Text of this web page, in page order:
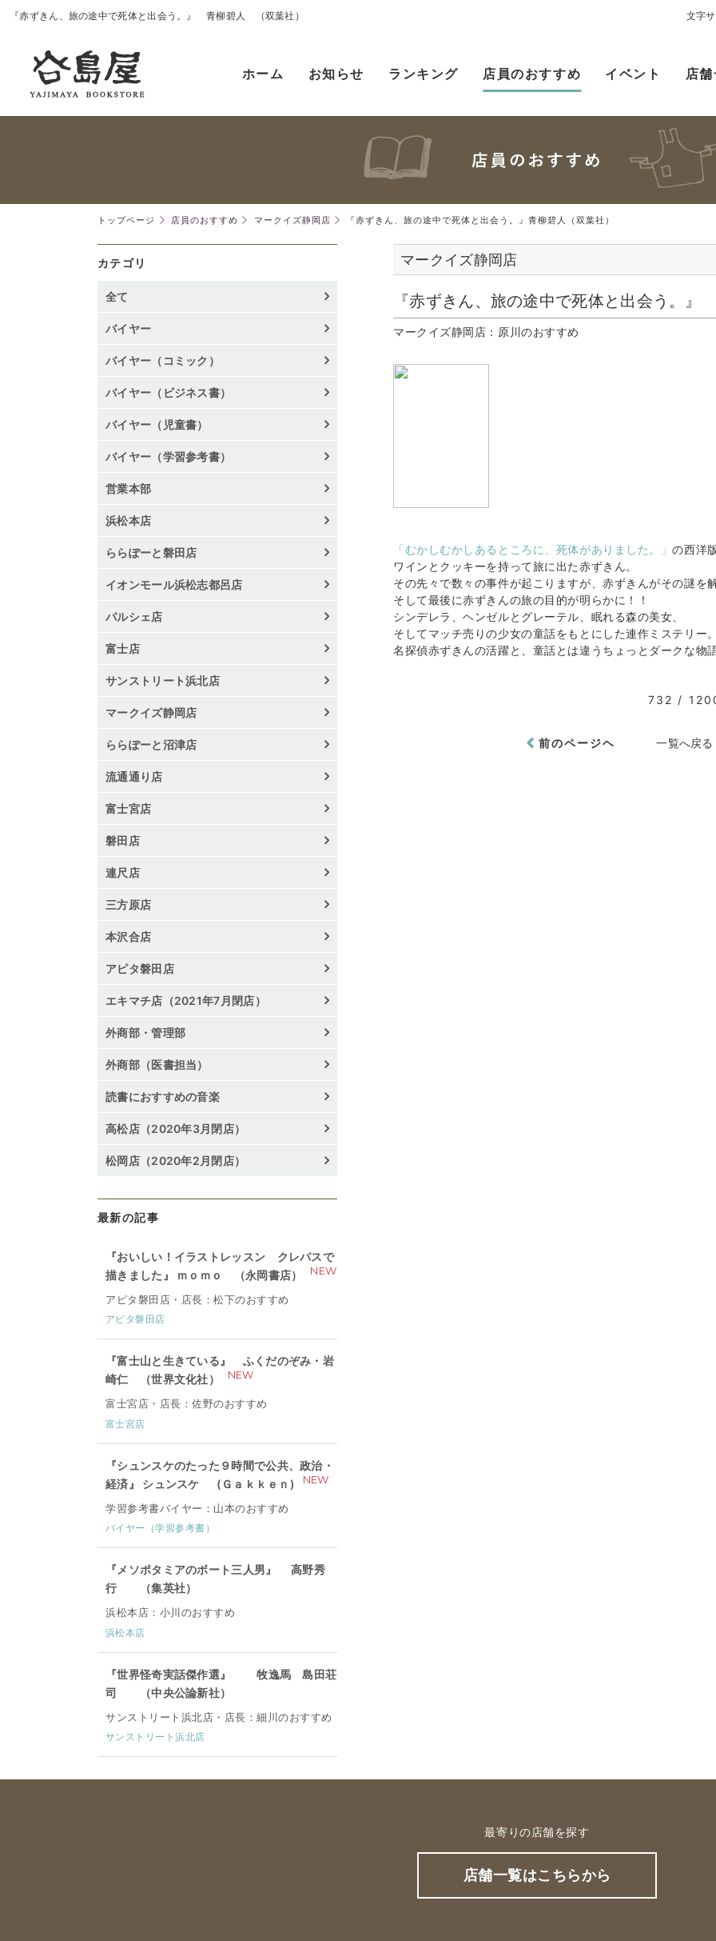
『赤ずきん、旅の途中で死体と出会う。』 青柳碧人 （双葉社） 文字
ホーム お知らせ ランキング 店員のおすすめ イベント 店
トップページ 店員のおすすめ マークイズ静岡店 『赤ずきん、旅の途中で死体と出会う。』青柳碧人（双葉社）
マークイズ静岡店
『赤ずきん、旅の途中で死体と出会う。
マークイズ静岡店：原川のおすすめ
「むかしむかしあるところに、死体がありました。」の西洋版
ワインとクッキーを持って旅に出た赤ずきん。
その先々で数々の事件が起こりますが、赤ずきんがその謎を
そして最後に赤ずきんの旅の目的が明らかに！！
シンデレラ、ヘンゼルとグレーテル、眠れる森の美女、
そしてマッチ売りの少女の童話をもとにした連作ミステリー。
名探偵赤ずきんの活躍と、童話とは違うちょっとダークな物
732 /
前のページヘ 一覧へ戻る
カテゴリ
全て
バイヤー
バイヤー（コミック）
バイヤー（ビジネス書）
バイヤー（児童書）
バイヤー（学習参考書）
営業本部
浜松本店
ららぽーと磐田店
イオンモール浜松志都呂店
パルシェ店
富士店
サンストリート浜北店
マークイズ静岡店
ららぽーと沼津店
流通通り店
富士宮店
磐田店
連尺店
三方原店
本沢合店
アピタ磐田店
エキマチ店（2021年7月閉店）
外商部・管理部
外商部（医書担当）
読書におすすめの音楽
高松店（2020年3月閉店）
松岡店（2020年2月閉店）
最新の記事
『おいしい！イラストレッスン クレパスで
描きました』 ｍｏｍｏ （永岡書店）
NEW
アピタ磐田店・店長：松下のおすすめ
アピタ磐田店
『富士山と生きている』 ふくだのぞみ・岩
崎仁 （世界文化社）
NEW
富士宮店・店長：佐野のおすすめ
富士宮店
『シュンスケのたった９時間で公共、政治・
経済』 シュンスケ (Ｇａｋｋｅｎ)
NEW
学習参考書バイヤー：山本のおすすめ
バイヤー（学習参考書）
『メソポタミアのボート三人男』 高野秀
行 （集英社）
浜松本店：小川のおすすめ
浜松本店
『世界怪奇実話傑作選』 牧逸馬 島田荘
司 （中央公論新社）
サンストリート浜北店・店長：細川のおすすめ
サンストリート浜北店
最寄りの店舗を探す
店舗一覧はこちらから